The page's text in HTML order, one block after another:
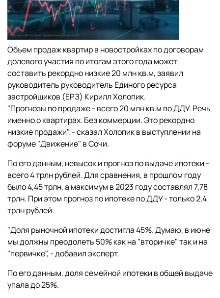
‎‎Объем продаж квартир в новостройках по договорам
долевого участия по итогам этого года может
составить рекордно низкие 20 млн кв.м, заявил
руководитель руководитель Единого ресурса
застройщиков (ЕРЗ) Кирилл Холопик.
‎"Прогнозы по продаже - всего 20 млн кв.м по ДДУ. Речь
именно о квартирах. Без коммерции. Это рекордно
низкие продажи", - сказал Холопик в выступлении на
форуме "Движение" в Сочи.
‎По его данным, невысок и прогноз по выдаче ипотеки -
всего 4 трлн рублей. Для сравнения, в прошлом году
было 4,45 трлн, а максимум в 2023 году составлял 7,78
трлн. При этом прогноз по ипотеке по ДДУ - только 2,4
трлн рублей.
‎"Доля рыночной ипотеки достигла 45%. Думаю, в июне
мы должны преодолеть 50% как на "вторичке" так и на
"первичке", - добавил эксперт.
По его данным, доля семейной ипотеки в общей выдаче
упала до 25%.